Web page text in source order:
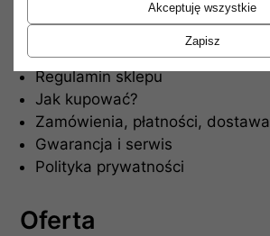
Informacje
Regulamin sklepu
Jak kupować?
Zamówienia, płatności, dostawa
Gwarancja i serwis
Polityka prywatności
Oferta
Akceptuję wszystkie
Zapisz